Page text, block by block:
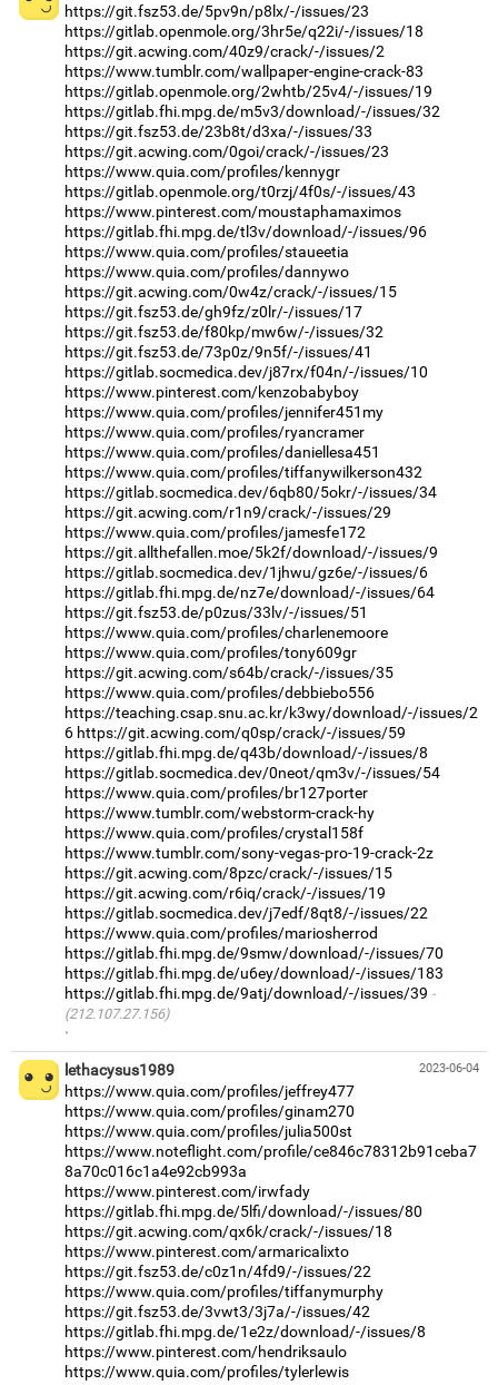
https://git.fsz53.de/5pv9n/p8lx/-/issues/23
https://gitlab.openmole.org/3hr5e/q22i/-/issues/18
https://git.acwing.com/40z9/crack/-/issues/2
https://www.tumblr.com/wallpaper-engine-crack-83
https://gitlab.openmole.org/2whtb/25v4/-/issues/19
https://gitlab.fhi.mpg.de/m5v3/download/-/issues/32
https://git.fsz53.de/23b8t/d3xa/-/issues/33
https://git.acwing.com/0goi/crack/-/issues/23
https://www.quia.com/profiles/kennygr
https://gitlab.openmole.org/t0rzj/4f0s/-/issues/43
https://www.pinterest.com/moustaphamaximos
https://gitlab.fhi.mpg.de/tl3v/download/-/issues/96
https://www.quia.com/profiles/staueetia
https://www.quia.com/profiles/dannywo
https://git.acwing.com/0w4z/crack/-/issues/15
https://git.fsz53.de/gh9fz/z0lr/-/issues/17
https://git.fsz53.de/f80kp/mw6w/-/issues/32
https://git.fsz53.de/73p0z/9n5f/-/issues/41
https://gitlab.socmedica.dev/j87rx/f04n/-/issues/10
https://www.pinterest.com/kenzobabyboy
https://www.quia.com/profiles/jennifer451my
https://www.quia.com/profiles/ryancramer
https://www.quia.com/profiles/daniellesa451
https://www.quia.com/profiles/tiffanywilkerson432
https://gitlab.socmedica.dev/6qb80/5okr/-/issues/34
https://git.acwing.com/r1n9/crack/-/issues/29
https://www.quia.com/profiles/jamesfe172
https://git.allthefallen.moe/5k2f/download/-/issues/9
https://gitlab.socmedica.dev/1jhwu/gz6e/-/issues/6
https://gitlab.fhi.mpg.de/nz7e/download/-/issues/64
https://git.fsz53.de/p0zus/33lv/-/issues/51
https://www.quia.com/profiles/charlenemoore
https://www.quia.com/profiles/tony609gr
https://git.acwing.com/s64b/crack/-/issues/35
https://www.quia.com/profiles/debbiebo556
https://teaching.csap.snu.ac.kr/k3wy/download/-/issues/2
6 https://git.acwing.com/q0sp/crack/-/issues/59
https://gitlab.fhi.mpg.de/q43b/download/-/issues/8
https://gitlab.socmedica.dev/0neot/qm3v/-/issues/54
https://www.quia.com/profiles/br127porter
https://www.tumblr.com/webstorm-crack-hy
https://www.quia.com/profiles/crystal158f
https://www.tumblr.com/sony-vegas-pro-19-crack-2z
https://git.acwing.com/8pzc/crack/-/issues/15
https://git.acwing.com/r6iq/crack/-/issues/19
https://gitlab.socmedica.dev/j7edf/8qt8/-/issues/22
https://www.quia.com/profiles/mariosherrod
https://gitlab.fhi.mpg.de/9smw/download/-/issues/70
https://gitlab.fhi.mpg.de/u6ey/download/-/issues/183
https://gitlab.fhi.mpg.de/9atj/download/-/issues/39
(212.107.27.156)
·
2023-06-04
lethacysus1989
https://www.quia.com/profiles/jeffrey477
https://www.quia.com/profiles/ginam270
https://www.quia.com/profiles/julia500st
https://www.noteflight.com/profile/ce846c78312b91ceba7
8a70c016c1a4e92cb993a
https://www.pinterest.com/irwfady
https://gitlab.fhi.mpg.de/5lfi/download/-/issues/80
https://git.acwing.com/qx6k/crack/-/issues/18
https://www.pinterest.com/armaricalixto
https://git.fsz53.de/c0z1n/4fd9/-/issues/22
https://www.quia.com/profiles/tiffanymurphy
https://git.fsz53.de/3vwt3/3j7a/-/issues/42
https://gitlab.fhi.mpg.de/1e2z/download/-/issues/8
https://www.pinterest.com/hendriksaulo
https://www.quia.com/profiles/tylerlewis